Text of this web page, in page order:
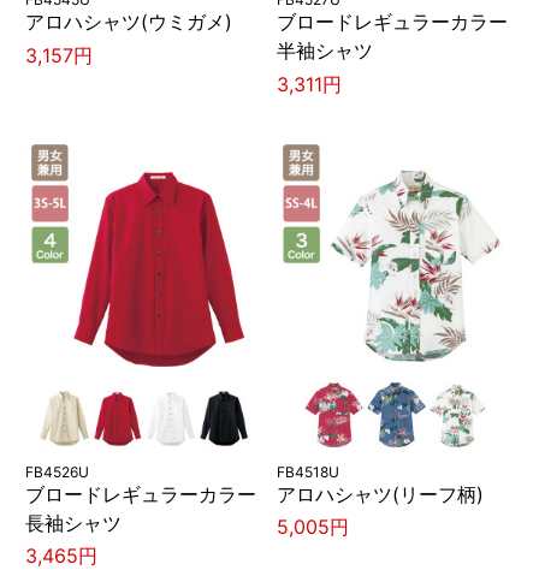
アロハシャツ(ウミガメ)
3,157円
ブロードレギュラーカラー
半袖シャツ
3,311円
FB4526U
ブロードレギュラーカラー
長袖シャツ
3,465円
FB4518U
アロハシャツ(リーフ柄)
5,005円